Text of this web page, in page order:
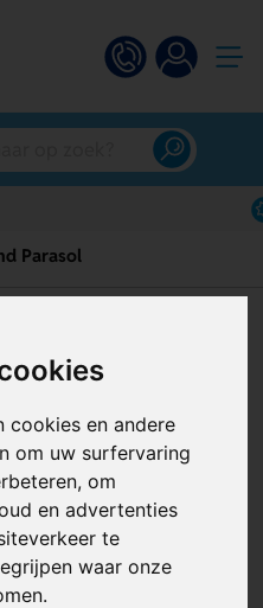
cookies en andere
om uw surfervaring
om
en advertenties
te
waar onze
ontwerp
Parasol